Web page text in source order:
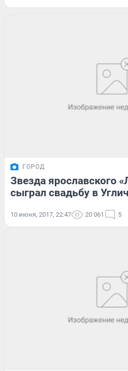
ГОРОД
Звезда ярославского
сыграл свадьбу в
10 июня, 2017, 22:47 20 061 5